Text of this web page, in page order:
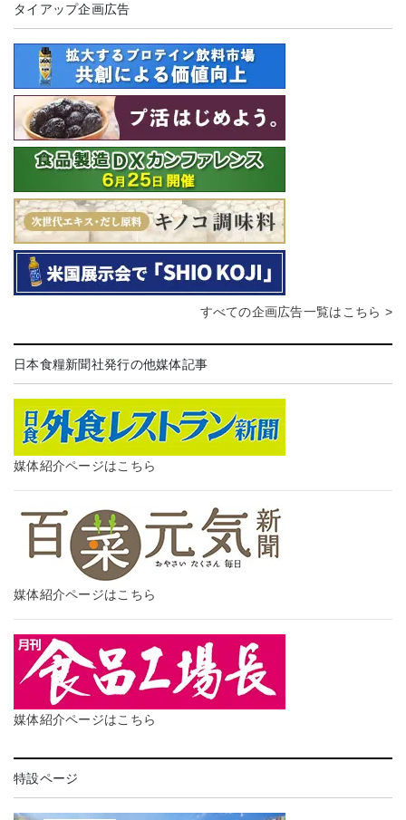
タイアップ企画広告
すべての企画広告一覧はこちら >
日本食糧新聞社発行の他媒体記事
媒体紹介ページはこちら
媒体紹介ページはこちら
媒体紹介ページはこちら
特設ページ